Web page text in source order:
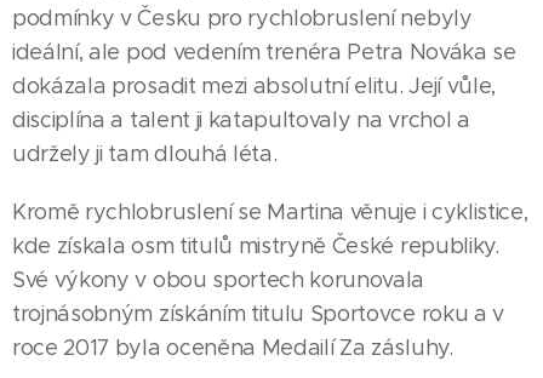
podmínky v Česku pro rychlobruslení nebyly
ideální, ale pod vedením trenéra Petra Nováka se
dokázala prosadit mezi absolutní elitu. Její vůle,
disciplína a talent ji katapultovaly na vrchol a
udržely ji tam dlouhá léta.
Kromě rychlobruslení se Martina věnuje i cyklistice,
kde získala osm titulů mistryně České republiky.
Své výkony v obou sportech korunovala
trojnásobným získáním titulu Sportovce roku a v
roce 2017 byla oceněna Medailí Za zásluhy.